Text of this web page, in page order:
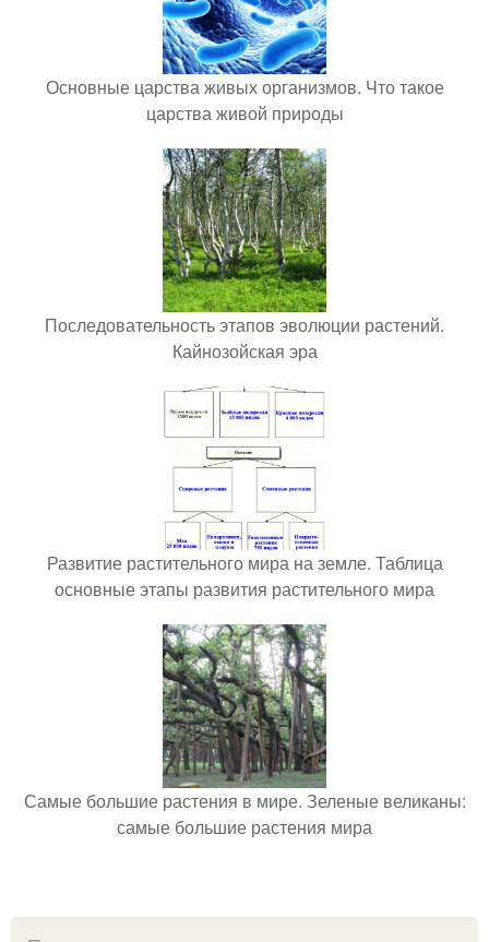
Основные царства живых организмов. Что такое
царства живой природы
Последовательность этапов эволюции растений.
Кайнозойская эра
Развитие растительного мира на земле. Таблица
основные этапы развития растительного мира
Самые большие растения в мире. Зеленые великаны:
самые большие растения мира